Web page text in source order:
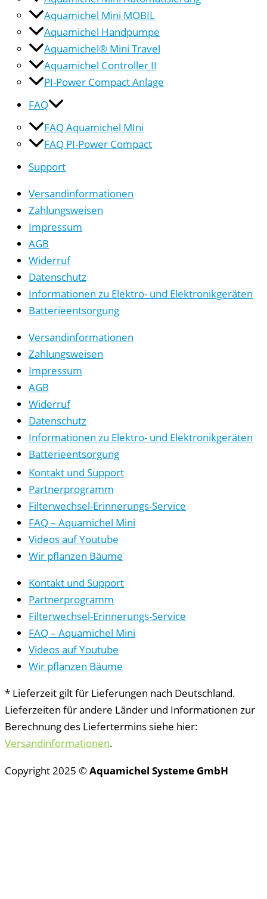
Aquamichel Mini MOBIL
Aquamichel Handpumpe
Aquamichel® Mini Travel
Aquamichel Controller II
PI-Power Compact Anlage
FAQ
FAQ Aquamichel MIni
FAQ PI-Power Compact
Support
Versandinformationen
Zahlungsweisen
Impressum
AGB
Widerruf
Datenschutz
Informationen zu Elektro- und Elektronikgeräten
Batterieentsorgung
Versandinformationen
Zahlungsweisen
Impressum
AGB
Widerruf
Datenschutz
Informationen zu Elektro- und Elektronikgeräten
Batterieentsorgung
Kontakt und Support
Partnerprogramm
Filterwechsel-Erinnerungs-Service
FAQ – Aquamichel Mini
Videos auf Youtube
Wir pflanzen Bäume
Kontakt und Support
Partnerprogramm
Filterwechsel-Erinnerungs-Service
FAQ – Aquamichel Mini
Videos auf Youtube
Wir pflanzen Bäume
* Lieferzeit gilt für Lieferungen nach Deutschland.
Lieferzeiten für andere Länder und Informationen zur
Berechnung des Liefertermins siehe hier:
Versandinformationen.
Copyright 2025 ©Aquamichel Systeme GmbH